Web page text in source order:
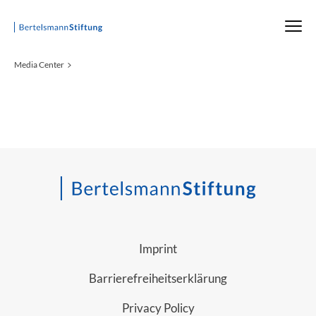
Startseite
Media Center
Imprint
Barrierefreiheitserklärung
Privacy Policy